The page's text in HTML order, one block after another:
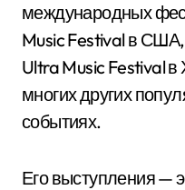
международных
Music Festival в
Ultra Music Festival в
многих других
событиях.
Его выступления —